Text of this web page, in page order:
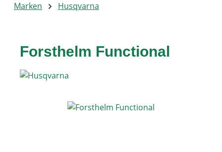
Marken Husqvarna
Forsthelm Functional
Bildergalerie überspringen